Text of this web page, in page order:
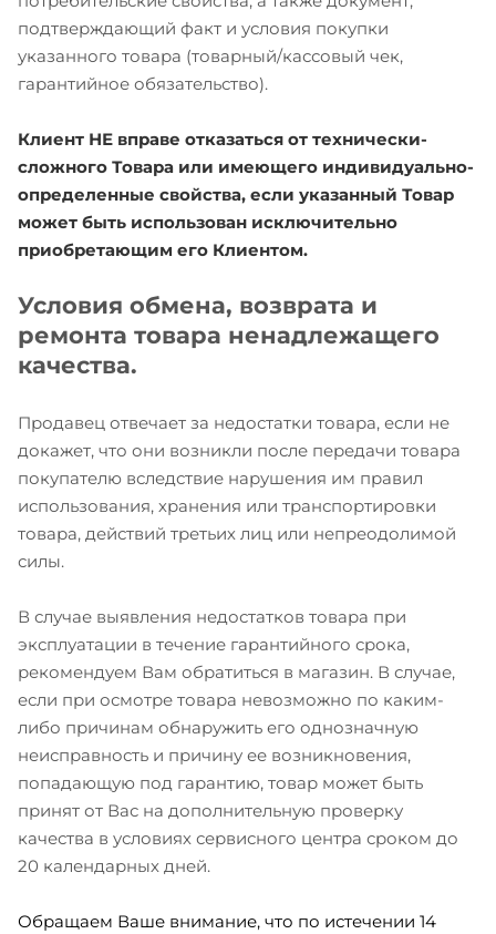
подтверждающий факт и условия покупки
указанного товара (товарный/кассовый чек,
гарантийное обязательство).
Клиент НЕ вправе отказаться от технически-
сложного Товара или имеющего индивидуально-
определенные свойства, если указанный Товар
может быть использован исключительно
приобретающим его Клиентом.
Условия обмена, возврата и
ремонта товара ненадлежащего
качества.
Продавец отвечает за недостатки товара, если не
докажет, что они возникли после передачи товара
покупателю вследствие нарушения им правил
использования, хранения или транспортировки
товара, действий третьих лиц или непреодолимой
силы.
В случае выявления недостатков товара при
эксплуатации в течение гарантийного срока,
рекомендуем Вам обратиться в магазин. В случае,
если при осмотре товара невозможно по каким-
либо причинам обнаружить его однозначную
неисправность и причину ее возникновения,
попадающую под гарантию, товар может быть
принят от Вас на дополнительную проверку
качества в условиях сервисного центра сроком до
20 календарных дней.
Обращаем Ваше внимание, что по истечении 14